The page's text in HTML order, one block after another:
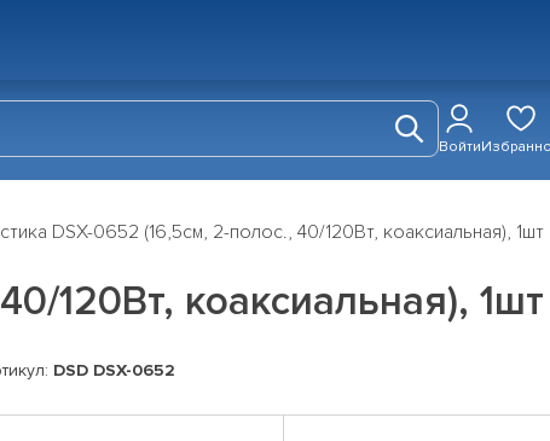
Войти
DSX-0652 (16,5см, 2-полос., 40/120Вт, коаксиальная), 1шт
120Вт, коаксиальная), 1шт
DSD DSX-0652